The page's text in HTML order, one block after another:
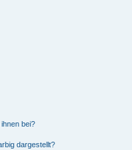
bei?
dargestellt?